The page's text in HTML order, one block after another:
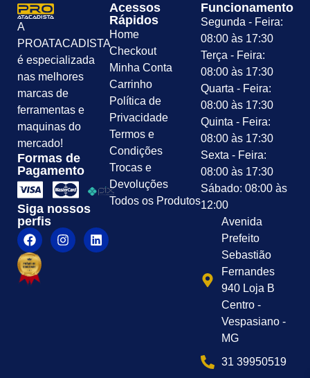
A
PROATACADISTA
é especializada
nas melhores
marcas de
ferramentas e
maquinas do
mercado!
Formas de
Pagamento
Siga nossos
perfis
Acessos
Rápidos
Home
Checkout
Minha Conta
Carrinho
Política de
Privacidade
Termos e
Condições
Trocas e
Devoluções
Todos os Produtos
Funcionamento
Segunda - Feira:
08:00 às 17:30
Terça - Feira:
08:00 às 17:30
Quarta - Feira:
08:00 às 17:30
Quinta - Feira:
08:00 às 17:30
Sexta - Feira:
08:00 às 17:30
Sábado: 08:00 às
12:00
Avenida
Prefeito
Sebastião
Fernandes
940 Loja B
Centro -
Vespasiano -
MG
31 39950519